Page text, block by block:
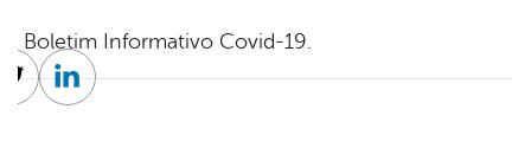
Boletim Informativo Covid-19.
TwitterLinkedin